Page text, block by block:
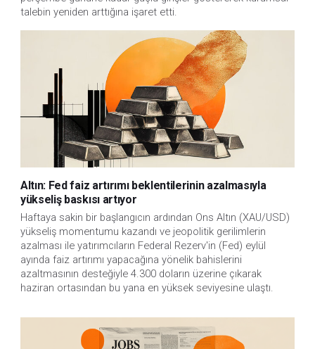
talebin yeniden arttığına işaret etti.
Altın: Fed faiz artırımı beklentilerinin azalmasıyla
yükseliş baskısı artıyor
Haftaya sakin bir başlangıcın ardından Ons Altın (XAU/USD)
yükseliş momentumu kazandı ve jeopolitik gerilimlerin
azalması ile yatırımcıların Federal Rezerv'in (Fed) eylül
ayında faiz artırımı yapacağına yönelik bahislerini
azaltmasının desteğiyle 4.300 doların üzerine çıkarak
haziran ortasından bu yana en yüksek seviyesine ulaştı.